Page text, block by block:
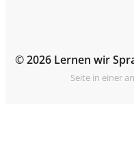
© 2026 Lernen wir
Seite in einer